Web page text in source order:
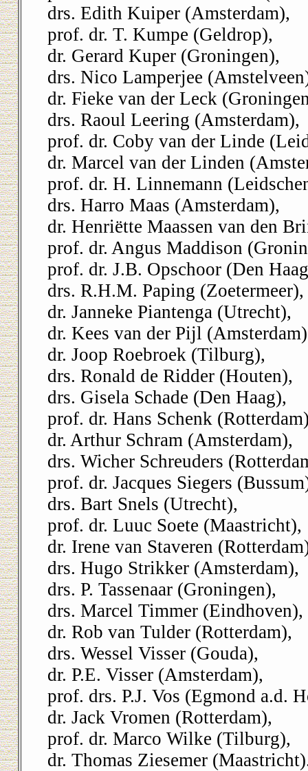
drs. Edith Kuiper (Amsterdam),
prof. dr. T. Kumpe (Geldrop),
dr. Gerard Kuper (Groningen),
drs. Nico Lamperjee
dr. Fieke van der Leck
drs. Raoul Leering (Amsterdam),
prof. dr. Coby van der Linde
dr. Marcel van der Linden
prof. dr. H. Linnemann
drs. Harro Maas (Amsterdam),
dr. Henriëtte Maassen van den
prof. dr. Angus Maddison
prof. dr. J.B. Opschoor (Den
drs. R.H.M. Paping (Zoetermeer),
dr. Janneke Piantenga (Utrecht),
dr. Kees van der Pijl
dr. Joop Roebroek (Tilburg),
drs. Ronald de Ridder (Houten),
drs. Gisela Schade (Den Haag),
prof. dr. Hans Schenk
dr. Arthur Schram (Amsterdam),
drs. Wicher Schreuders
prof. dr. Jacques Siegers
drs. Bart Snels (Utrecht),
prof. dr. Luuc Soete (Maastricht),
dr. Irene van Staveren
drs. Hugo Strikker (Amsterdam),
drs. P. Tassenaar (Groningen),
drs. Marcel Timmer (Eindhoven),
dr. Rob van Tulder (Rotterdam),
drs. Wessel Visser (Gouda),
dr. P.E. Visser (Amsterdam),
prof. drs. P.J. Vos (Egmond a.d.
dr. Jack Vromen (Rotterdam),
prof. dr. Marco Wilke (Tilburg),
dr. Thomas Ziesemer